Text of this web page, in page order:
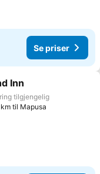
Se priser
Inn
tilgjengelig
til Mapusa